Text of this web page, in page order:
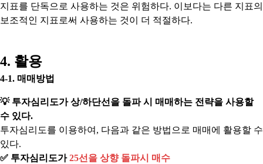
지표를 단독으로 사용하는 것은 위험하다. 이보다는 다른 지표의
보조적인 지표로써 사용하는 것이 더 적절하다.
4. 활용
4-1. 매매방법
💡 투자심리도가 상/하단선을 돌파 시 매매하는 전략을 사용할
수 있다.
투자심리도를 이용하여, 다음과 같은 방법으로 매매에 활용할 수
있다.
✅ 투자심리도가25선을 상향 돌파시 매수